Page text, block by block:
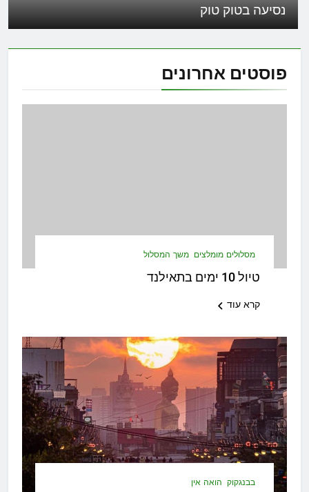
נסיעה בטוק טוק
פוסטים אחרונים
מסלולים מומלצים משך המסלול
טיול 10 ימים בתאילנד
קרא עוד
בבנגקוק הואה אין